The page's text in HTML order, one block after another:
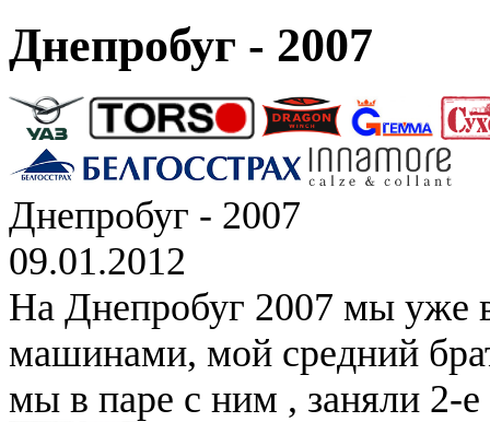
Днепробуг - 2007
Днепробуг - 2007
09.01.2012
На Днепробуг 2007 мы уже
машинами, мой средний
мы в паре с ним , заняли 2-